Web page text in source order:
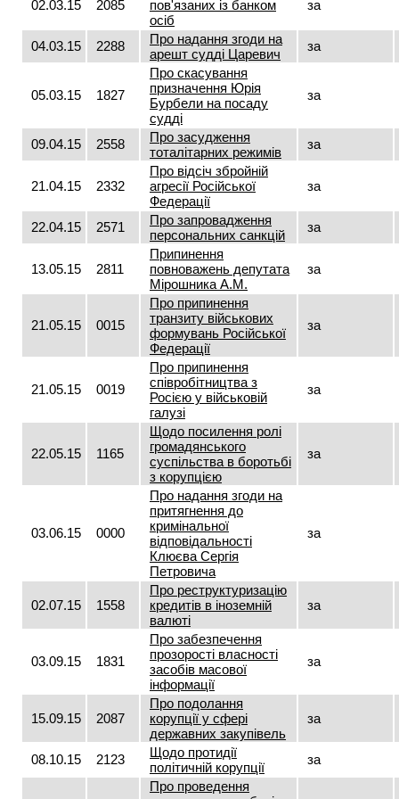
02.03.15 2085
пов'язаних із банком
осіб
за
04.03.15 2288
Про надання згоди на
арешт судді Царевич
за
05.03.15 1827
Про скасування
призначення Юрія
Бурбели на посаду
судді
за
09.04.15 2558
Про засудження
тоталітарних режимів
за
21.04.15 2332
Про відсіч збройній
агресії Російської
Федерації
за
22.04.15 2571
Про запровадження
персональних санкцій
за
13.05.15 2811
Припинення
повноважень депутата
Мірошника А.М.
за
21.05.15 0015
Про припинення
транзиту військових
формувань Російської
Федерації
за
21.05.15 0019
Про припинення
співробітництва з
Росією у військовій
галузі
за
22.05.15 1165
Щодо посилення ролі
громадянського
суспільства в боротьбі
з корупцією
за
03.06.15 0000
Про надання згоди на
притягнення до
кримінальної
відповідальності
Клюєва Сергія
Петровича
за
02.07.15 1558
Про реструктуризацію
кредитів в іноземній
валюті
за
03.09.15 1831
Про забезпечення
прозорості власності
засобів масової
інформації
за
15.09.15 2087
Про подолання
корупції у сфері
державних закупівель
за
08.10.15 2123
Щодо протидії
політичній корупції
за
Про проведення